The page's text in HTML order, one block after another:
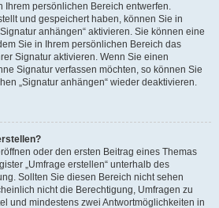
Ihrem persönlichen Bereich entwerfen.
und gespeichert haben, können Sie in
anhängen“ aktivieren. Sie können eine
Sie in Ihrem persönlichen Bereich das
Signatur aktivieren. Wenn Sie einen
Signatur verfassen möchten, so können Sie
„Signatur anhängen“ wieder deaktivieren.
oder den ersten Beitrag eines Themas
„Umfrage erstellen“ unterhalb des
Sollten Sie diesen Bereich nicht sehen
nicht die Berechtigung, Umfragen zu
und mindestens zwei Antwortmöglichkeiten in